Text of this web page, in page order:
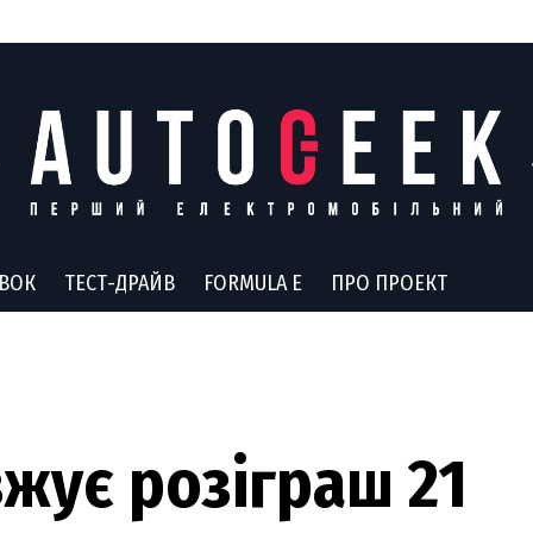
ТЕСТ-ДРАЙВ FORMULA E ПРО ПРОЕКТ
розіграш 21